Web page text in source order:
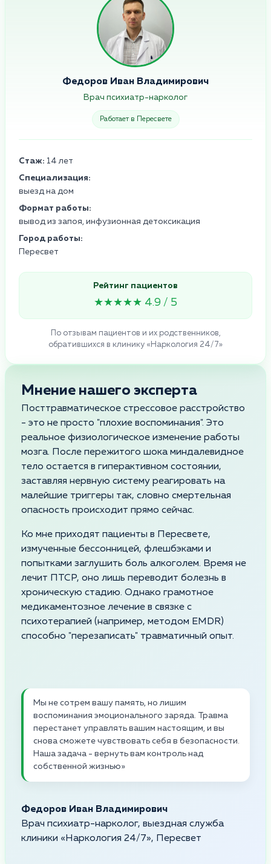
Федоров Иван Владимирович
Врач психиатр-нарколог
Работает в Пересвете
Стаж: 14 лет
Специализация:
выезд на дом
Формат работы:
вывод из запоя, инфузионная детоксикация
Город работы:
Пересвет
Рейтинг пациентов
★★★★★ 4.9 / 5
По отзывам пациентов и их родственников,
обратившихся в клинику «Наркология 24/7»
Мнение нашего эксперта
Посттравматическое стрессовое расстройство
- это не просто "плохие воспоминания". Это
реальное физиологическое изменение работы
мозга. После пережитого шока миндалевидное
тело остается в гиперактивном состоянии,
заставляя нервную систему реагировать на
малейшие триггеры так, словно смертельная
опасность происходит прямо сейчас.
Ко мне приходят пациенты в Пересвете,
измученные бессонницей, флешбэками и
попытками заглушить боль алкоголем. Время не
лечит ПТСР, оно лишь переводит болезнь в
хроническую стадию. Однако грамотное
медикаментозное лечение в связке с
психотерапией (например, методом EMDR)
способно "перезаписать" травматичный опыт.
Мы не сотрем вашу память, но лишим
воспоминания эмоционального заряда. Травма
перестанет управлять вашим настоящим, и вы
снова сможете чувствовать себя в безопасности.
Наша задача - вернуть вам контроль над
собственной жизнью»
Федоров Иван Владимирович
Врач психиатр-нарколог, выездная служба
клиники «Наркология 24/7», Пересвет